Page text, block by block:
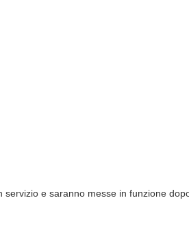
e saranno messe in funzione